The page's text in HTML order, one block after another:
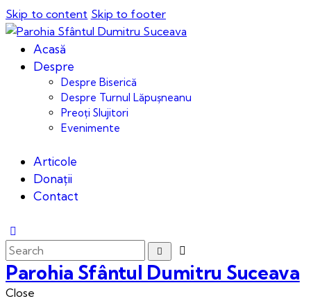
Skip to content Skip to footer
Acasă
Despre
Despre Biserică
Despre Turnul Lăpușneanu
Preoți Slujitori
Evenimente
Articole
Donații
Contact
Parohia Sfântul Dumitru Suceava
Close